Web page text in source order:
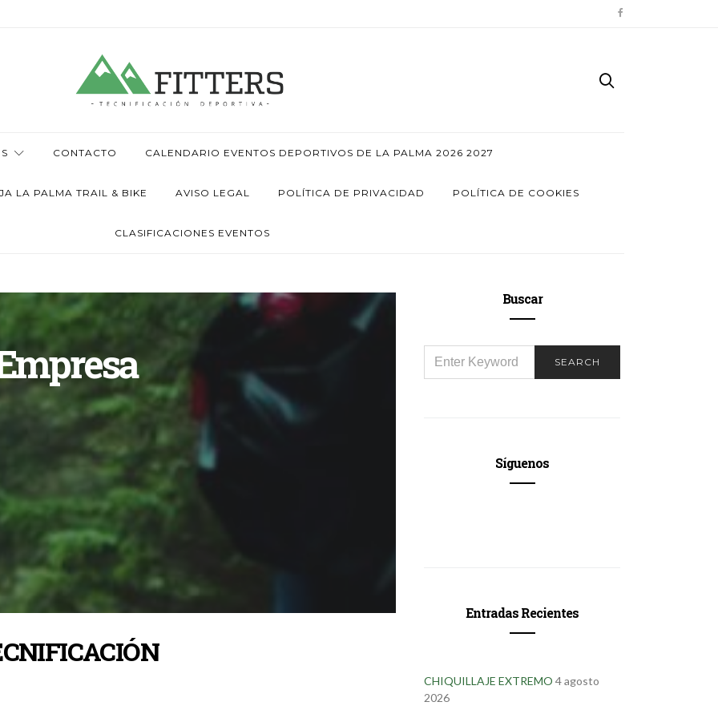
CONTACTO CALENDARIO EVENTOS DEPORTIVOS DE LA PALMA 2026 2027
LA PALMA TRAIL & BIKE AVISO LEGAL POLÍTICA DE PRIVACIDAD POLÍTICA DE COOKIES
CLASIFICACIONES EVENTOS
Buscar
FOR:
SEARCH
Síguenos
Entradas Recientes
CHIQUILLAJE EXTREMO 4 agosto
2026